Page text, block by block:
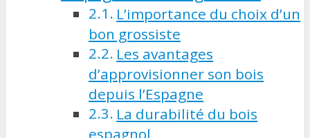
L’importance du choix d’un
bon grossiste
Les avantages
d’approvisionner son bois
depuis l’Espagne
La durabilité du bois
espagnol